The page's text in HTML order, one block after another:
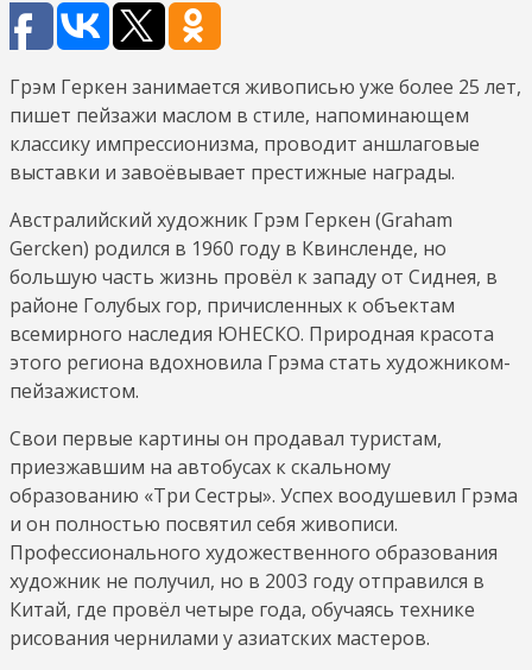
Грэм Геркен занимается живописью уже более 25 лет,
пишет пейзажи маслом в стиле, напоминающем
классику импрессионизма, проводит аншлаговые
выставки и завоёвывает престижные награды.
Австралийский художник Грэм Геркен (Graham
Gercken) родился в 1960 году в Квинсленде, но
большую часть жизнь провёл к западу от Сиднея, в
районе Голубых гор, причисленных к объектам
всемирного наследия ЮНЕСКО. Природная красота
этого региона вдохновила Грэма стать художником-
пейзажистом.
Свои первые картины он продавал туристам,
приезжавшим на автобусах к скальному
образованию «Три Сестры». Успех воодушевил Грэма
и он полностью посвятил себя живописи.
Профессионального художественного образования
художник не получил, но в 2003 году отправился в
Китай, где провёл четыре года, обучаясь технике
рисования чернилами у азиатских мастеров.